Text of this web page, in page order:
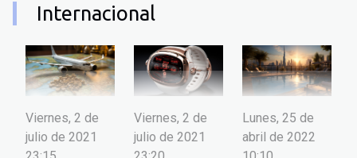
Internacional
Viernes, 2 de
julio de 2021
Viernes, 2 de
julio de 2021
Lunes, 25 de
abril de 2022